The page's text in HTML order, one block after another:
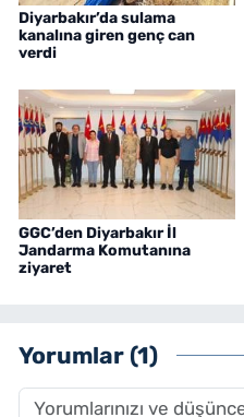
Diyarbakır’da sulama
kanalına giren genç can
verdi
GGC’den Diyarbakır İl
Jandarma Komutanına
ziyaret
Yorumlar (1)